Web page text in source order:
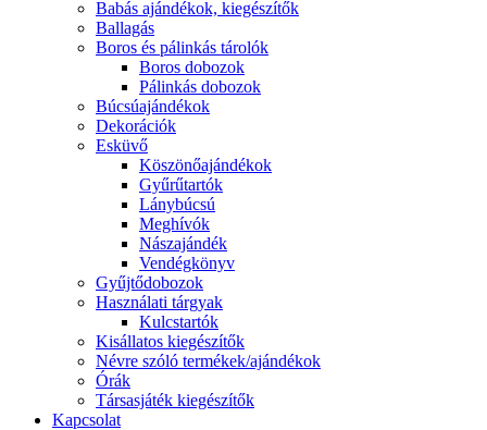
Babás ajándékok, kiegészítők
Ballagás
Boros és pálinkás tárolók
Boros dobozok
Pálinkás dobozok
Búcsúajándékok
Dekorációk
Esküvő
Köszönőajándékok
Gyűrűtartók
Lánybúcsú
Meghívók
Nászajándék
Vendégkönyv
Gyűjtődobozok
Használati tárgyak
Kulcstartók
Kisállatos kiegészítők
Névre szóló termékek/ajándékok
Órák
Társasjáték kiegészítők
Kapcsolat